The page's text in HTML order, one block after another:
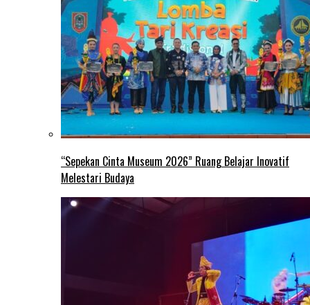
“Sepekan Cinta Museum 2026” Ruang Belajar Inovatif
Melestari Budaya